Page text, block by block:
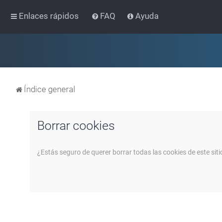
Enlaces rápidos FAQ Ayuda
Índice general
Borrar cookies
¿Estás seguro de querer borrar todas las cookies de este